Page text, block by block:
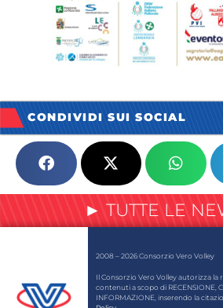
CONDIVIDI SUI SOCIAL
► TUTTE LE
2008 – 2026 Consorzio Vero Volley
Il Consorzio Vero Volley autorizza
contenuti a scopo di RECENSIONE,
INFORMAZIONE, inserendo la